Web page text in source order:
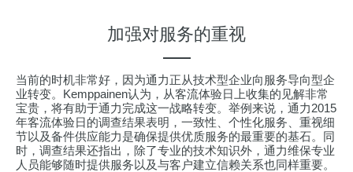
加强对服务的重视
当前的时机非常好，因为通力正从技术型企业向服务导向型企
业转变。Kemppainen认为，从客流体验日上收集的见解非常
宝贵，将有助于通力完成这一战略转变。举例来说，通力2015
年客流体验日的调查结果表明，一致性、个性化服务、重视细
节以及备件供应能力是确保提供优质服务的最重要的基石。同
时，调查结果还指出，除了专业的技术知识外，通力维保专业
人员能够随时提供服务以及与客户建立信赖关系也同样重要。